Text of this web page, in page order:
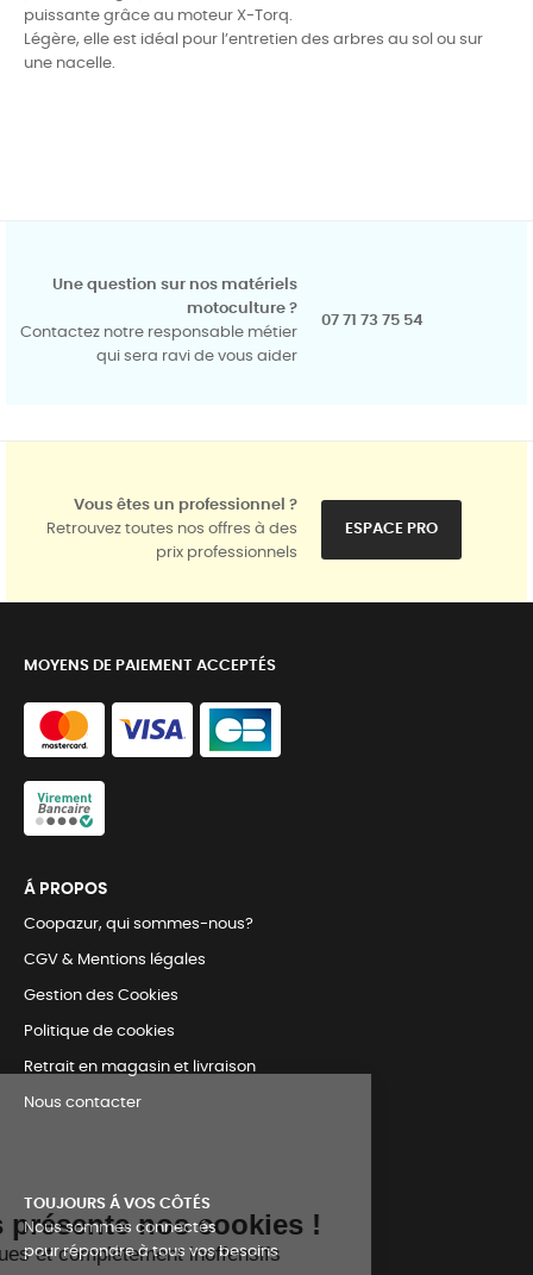
puissante grâce au moteur X-Torq.
Légère, elle est idéal pour l’entretien des arbres au sol ou sur
une nacelle.
Une question sur nos matériels
motoculture ?
Contactez notre responsable métier
qui sera ravi de vous aider
07 71 73 75 54
Vous êtes un professionnel ?
Retrouvez toutes nos offres à des
prix professionnels
ESPACE PRO
MOYENS DE PAIEMENT ACCEPTÉS
Á PROPOS
Coopazur, qui sommes-nous?
CGV & Mentions légales
Gestion des Cookies
Politique de cookies
Retrait en magasin et livraison
Nous contacter
TOUJOURS Á VOS CÔTÉS
Nous sommes connectés
pour répondre à tous vos besoins